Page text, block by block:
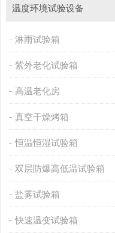
温度环境试验设备
淋雨试验箱
紫外老化试验箱
高温老化房
真空干燥烤箱
恒温恒湿试验箱
双层防爆高低温试验箱
盐雾试验箱
快速温变试验箱